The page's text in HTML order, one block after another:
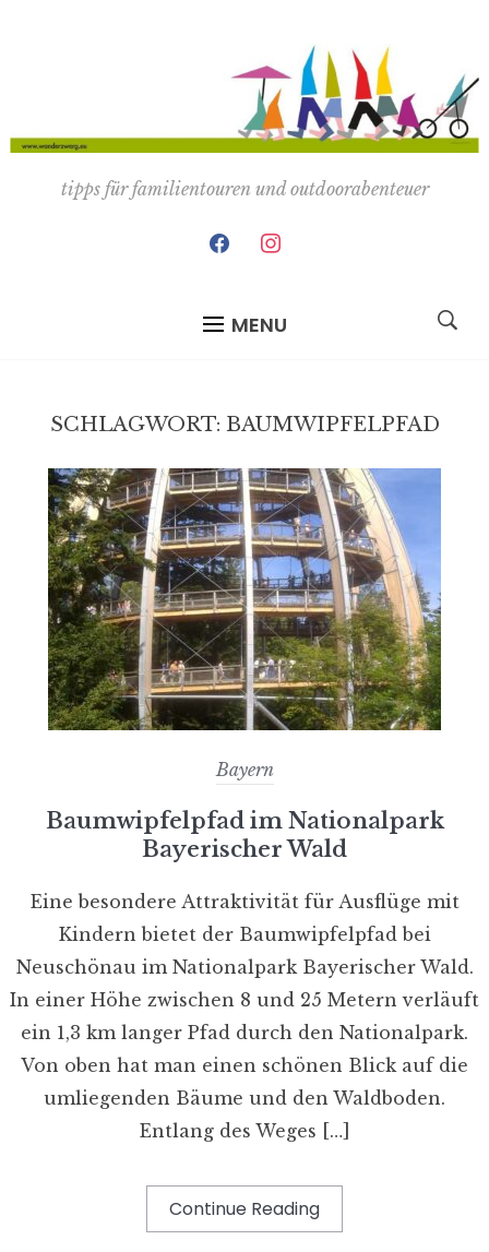
tipps für familientouren und outdoorabenteuer
facebookinstagram
MENU
SCHLAGWORT: BAUMWIPFELPFAD
Bayern
Baumwipfelpfad im Nationalpark
Bayerischer Wald
Eine besondere Attraktivität für Ausflüge mit
Kindern bietet der Baumwipfelpfad bei
Neuschönau im Nationalpark Bayerischer Wald.
In einer Höhe zwischen 8 und 25 Metern verläuft
ein 1,3 km langer Pfad durch den Nationalpark.
Von oben hat man einen schönen Blick auf die
umliegenden Bäume und den Waldboden.
Entlang des Weges […]
Continue Reading